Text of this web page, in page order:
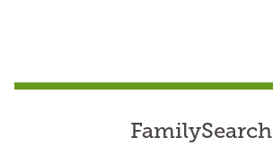
FamilySearch